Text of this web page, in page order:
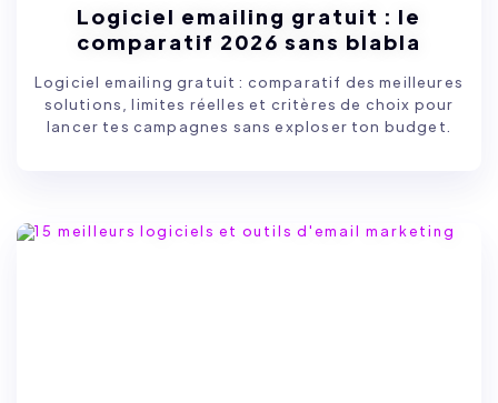
Logiciel emailing gratuit : le
comparatif 2026 sans blabla
Logiciel emailing gratuit : comparatif des meilleures
solutions, limites réelles et critères de choix pour
lancer tes campagnes sans exploser ton budget.